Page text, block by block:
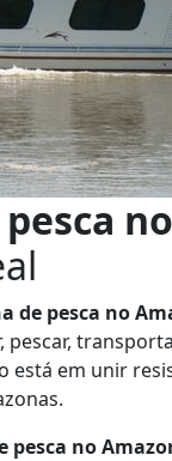
de pesca no
está em unir
pesca no